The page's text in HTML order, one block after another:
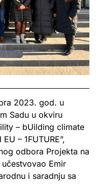
2023. god. u
Sadu u okviru
– bUilding climate
– 1FUTURE”,
odbora Projekta na
Emir
i saradnju sa